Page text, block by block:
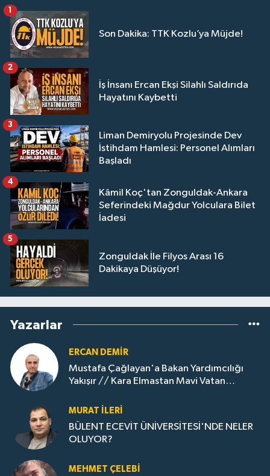
Son Dakika: TTK Kozlu’ya Müjde!
1
İş İnsanı Ercan Ekşi Silahlı Saldırıda
Hayatını Kaybetti
2
Liman Demiryolu Projesinde Dev
İstihdam Hamlesi: Personel Alımları
Başladı
3
Kâmil Koç'tan Zonguldak-Ankara
Seferindeki Mağdur Yolculara Bilet
İadesi
4
Zonguldak İle Filyos Arası 16
Dakikaya Düşüyor!
5
Yazarlar
ERCAN DEMIR
Mustafa Çağlayan'a Bakan Yardımcılığı
Yakışır // ​Kara Elmastan Mavi Vatan
MURAT İLERI
BÜLENT ECEVİT ÜNİVERSİTESİ'NDE NELER
OLUYOR?
MEHMET ÇELEBI